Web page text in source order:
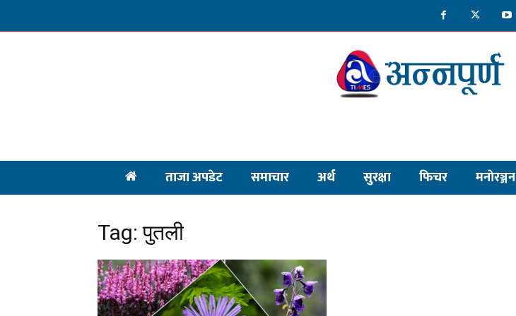
ताजा अपडेट समाचार अर्थ सुरक्षा फिचर मनाेरञ्जन
Tag: पुतली